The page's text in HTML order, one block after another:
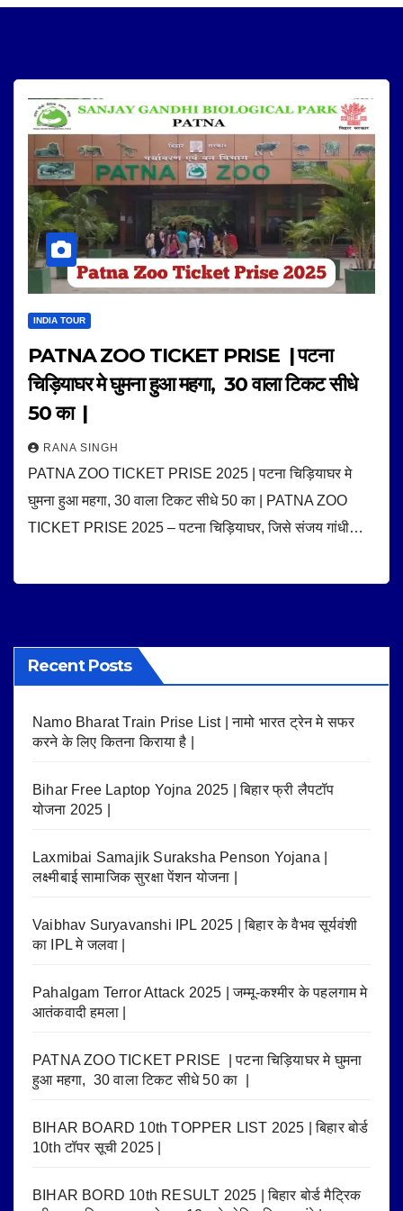
INDIA TOUR
PATNA ZOO TICKET PRISE | पटना
चिड़ियाघर मे घुमना हुआ महगा, 30 वाला टिकट सीधे
50 का |
RANA SINGH
PATNA ZOO TICKET PRISE 2025 | पटना चिड़ियाघर मे
घुमना हुआ महगा, 30 वाला टिकट सीधे 50 का | PATNA ZOO
TICKET PRISE 2025 – पटना चिड़ियाघर, जिसे संजय गांधी…
Recent Posts
Namo Bharat Train Prise List | नामो भारत ट्रेन मे सफर
करने के लिए कितना किराया है |
Bihar Free Laptop Yojna 2025 | बिहार फ्री लैपटॉप
योजना 2025 |
Laxmibai Samajik Suraksha Penson Yojana |
लक्ष्मीबाई सामाजिक सुरक्षा पेंशन योजना |
Vaibhav Suryavanshi IPL 2025 | बिहार के वैभव सूर्यवंशी
का IPL मे जलवा |
Pahalgam Terror Attack 2025 | जम्मू-कश्मीर के पहलगाम मे
आतंकवादी हमला |
PATNA ZOO TICKET PRISE | पटना चिड़ियाघर मे घुमना
हुआ महगा, 30 वाला टिकट सीधे 50 का |
BIHAR BOARD 10th TOPPER LIST 2025 | बिहार बोर्ड
10th टॉपर सूची 2025 |
BIHAR BORD 10th RESULT 2025 | बिहार बोर्ड मैट्रिक